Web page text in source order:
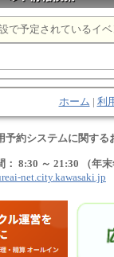
で予定されているイ
ホーム 利
約システムに関する
8:30 ～ 21:30 （年末
net.city.kawasaki.jp